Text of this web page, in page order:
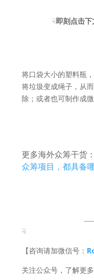
☟即刻点击
将口袋大小的塑料瓶
将垃圾变成绳子，从
除；或者也可制作成
更多海外众筹干货：
众筹项目，都具备
☟
【咨询请加微信号：
关注公众号，了解更